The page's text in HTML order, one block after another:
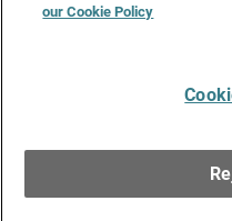
Manage Email Preferences
Copyright © 1996-2026
our Cookie Policy